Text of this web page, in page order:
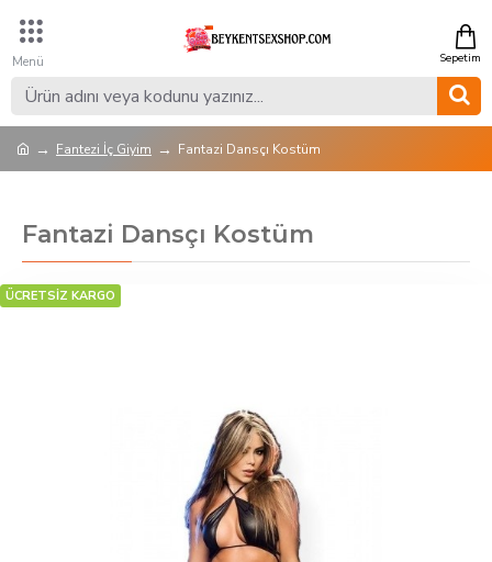
Fantezi İç Giyim Fantazi Dansçı Kostüm
Fantazi Dansçı Kostüm
ÜCRETSİZ KARGO